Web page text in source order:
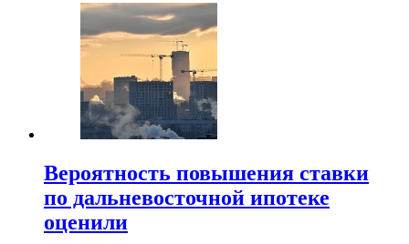
Вероятность повышения ставки
по дальневосточной ипотеке
оценили